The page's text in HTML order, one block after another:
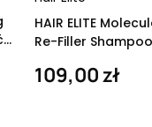
HAIR ELITE
Re-Filler
109,00 zł